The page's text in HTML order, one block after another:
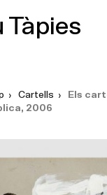
Tàpies
› Cartells ›
Els
2006